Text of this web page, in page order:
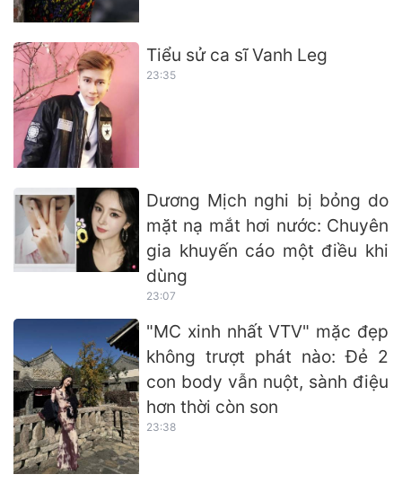
Tiểu sử ca sĩ Vanh Leg
23:35
Dương Mịch nghi bị bỏng do
mặt nạ mắt hơi nước: Chuyên
gia khuyến cáo một điều khi
dùng
23:07
"MC xinh nhất VTV" mặc đẹp
không trượt phát nào: Đẻ 2
con body vẫn nuột, sành điệu
hơn thời còn son
23:38